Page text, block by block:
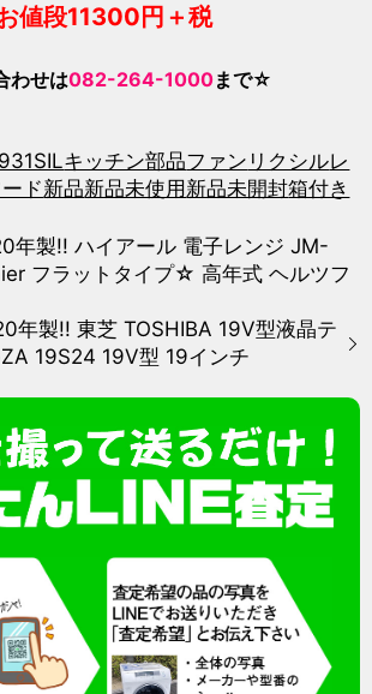
値段11300 円＋税
わせは082-264-1000まで☆
キッチン部品ファン リクシルレ
ド新品新品未使用新品未開封箱付き
製!! ハイアール 電子レンジ JM-
フラットタイプ☆ 高年式 ヘルツフ
年製!! 東芝 TOSHIBA 19V型液晶テ
19S24 19V型 19インチ